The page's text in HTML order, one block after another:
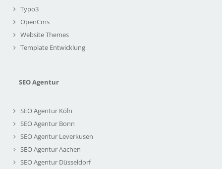
Typo3
OpenCms
Website Themes
Template Entwicklung
SEO Agentur
SEO Agentur Köln
SEO Agentur Bonn
SEO Agentur Leverkusen
SEO Agentur Aachen
SEO Agentur Düsseldorf